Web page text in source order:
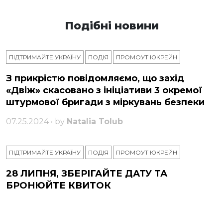
Подібні новини
ПІДТРИМАЙТЕ УКРАЇНУ ПОДІЯ ПРОМОУТ ЮКРЕЙН
З прикрістю повідомляємо, що захід
«Двіж» скасовано з ініціативи 3 окремої
штурмової бригади з міркувань безпеки
07.25.2024 • by Natalia Tolub
ПІДТРИМАЙТЕ УКРАЇНУ ПОДІЯ ПРОМОУТ ЮКРЕЙН
28 ЛИПНЯ, ЗБЕРІГАЙТЕ ДАТУ ТА
БРОНЮЙТЕ КВИТОК